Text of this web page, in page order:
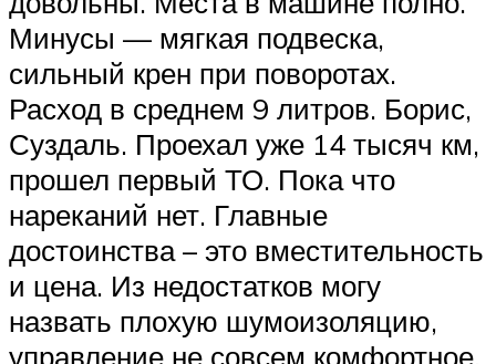
Минусы — мягкая подвеска,
сильный крен при поворотах.
Расход в среднем 9 литров. Борис,
Суздаль. Проехал уже 14 тысяч км,
прошел первый ТО. Пока что
нареканий нет. Главные
достоинства – это вместительность
и цена. Из недостатков могу
назвать плохую шумоизоляцию,
управление не совсем комфортное,